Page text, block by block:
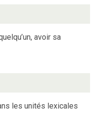
avoir sa
les unités lexicales